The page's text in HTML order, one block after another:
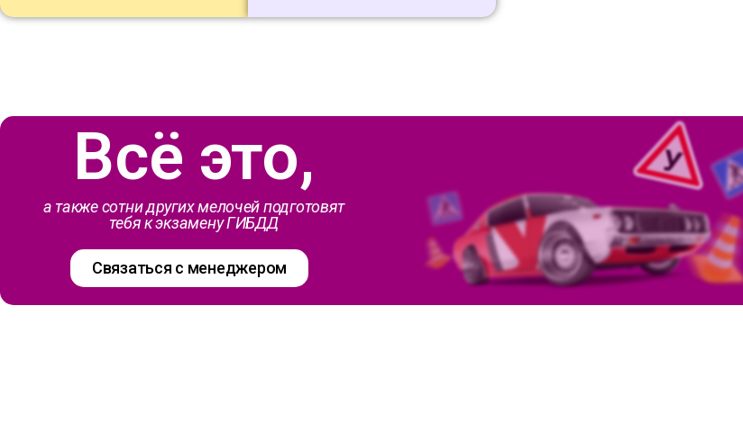
Всё это,​
а также сотни других мелочей подготовят
тебя к экзамену ГИБДД​
Связаться с менеджером